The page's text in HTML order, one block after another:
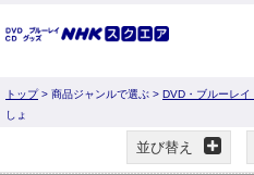
トップ> 商品ジャンルで選ぶ > DVD・ブルーレイ
しょ
並び替え